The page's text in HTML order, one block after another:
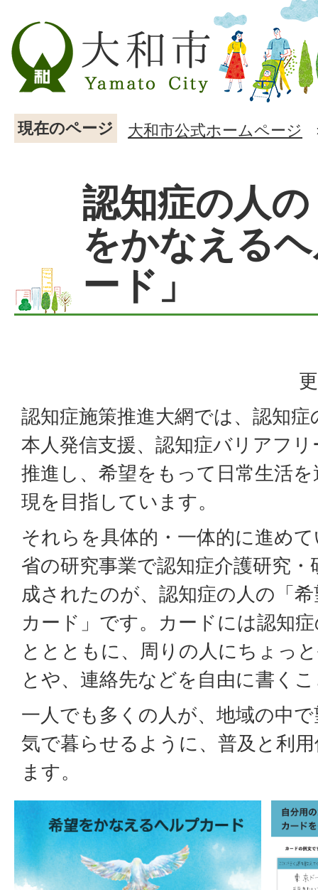
現在のページ 大和市公式ホームページ
認知症の人
をかなえる
ード」
認知症施策推進大網では、認知
本人発信支援、認知症バリアフ
推進し、希望をもって日常生活
現を目指しています。
それらを具体的・一体的に進め
省の研究事業で認知症介護研究
成されたのが、認知症の人の「
カード」です。カードには認知
ととともに、周りの人にちょっ
とや、連絡先などを自由に書く
一人でも多くの人が、地域の中
気で暮らせるように、普及と利
ます。